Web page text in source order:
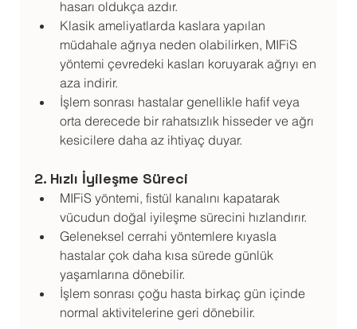
hasarı oldukça azdır.
Klasik ameliyatlarda kaslara yapılan
müdahale ağrıya neden olabilirken, MIFiS
yöntemi çevredeki kasları koruyarak ağrıyı en
aza indirir.
İşlem sonrası hastalar genellikle hafif veya
orta derecede bir rahatsızlık hisseder ve ağrı
kesicilere daha az ihtiyaç duyar.
2. Hızlı İyileşme Süreci
MIFiS yöntemi, fistül kanalını kapatarak
vücudun doğal iyileşme sürecini hızlandırır.
Geleneksel cerrahi yöntemlere kıyasla
hastalar çok daha kısa sürede günlük
yaşamlarına dönebilir.
İşlem sonrası çoğu hasta birkaç gün içinde
normal aktivitelerine geri dönebilir.